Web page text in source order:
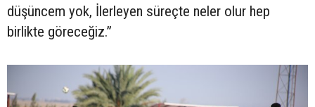
düşüncem yok, İlerleyen süreçte neler olur hep
birlikte göreceğiz.”